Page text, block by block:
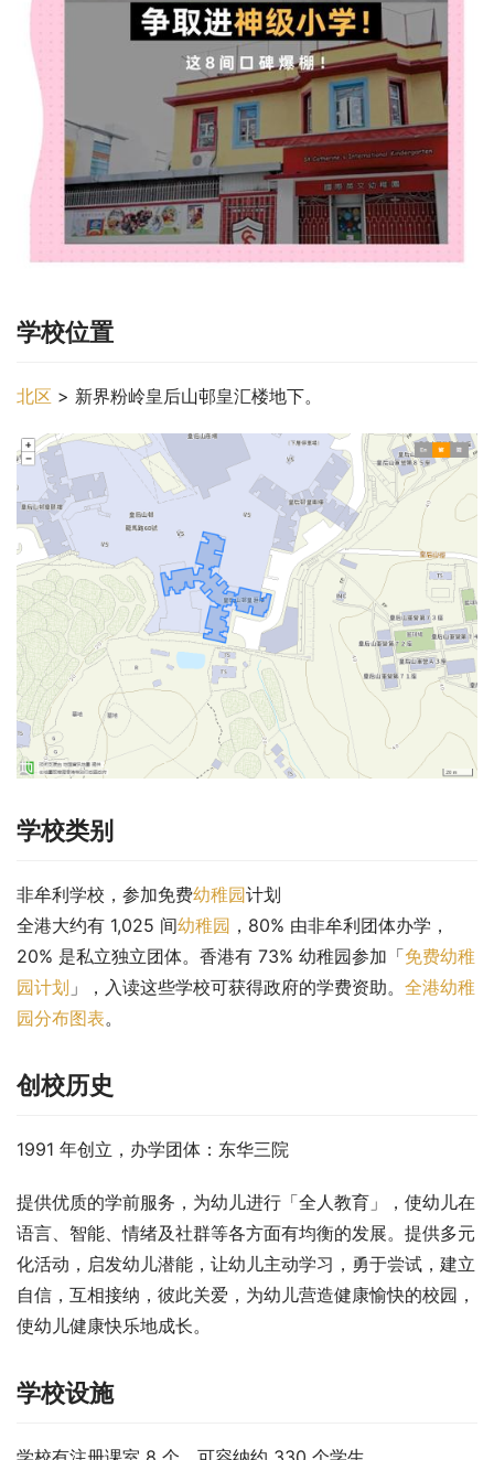
学校位置
北区 > 新界粉岭皇后山邨皇汇楼地下。
学校类别
非牟利学校，参加免费幼稚园计划
全港大约有 1,025 间幼稚园 ，80% 由非牟利团体办学，
20% 是私立独立团体。香港有 73% 幼稚园参加「免费幼稚
园计划 」，入读这些学校可获得政府的学费资助。 全港幼稚
园分布图表。
创校历史
1991 年创立，办学团体：东华三院
提供优质的学前服务，为幼儿进行「全人教育」，使幼儿在
语言、智能、情绪及社群等各方面有均衡的发展。提供多元
化活动，启发幼儿潜能，让幼儿主动学习，勇于尝试，建立
自信，互相接纳，彼此关爱，为幼儿营造健康愉快的校园，
使幼儿健康快乐地成长。
学校设施